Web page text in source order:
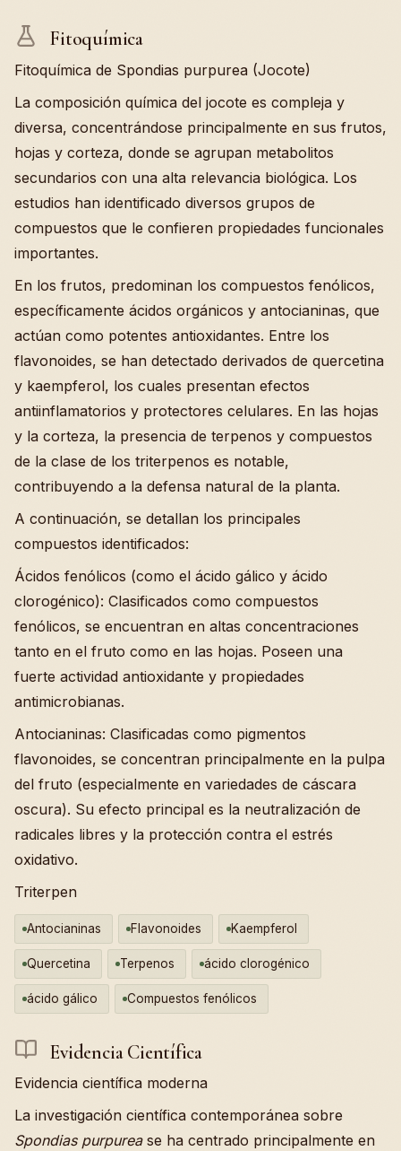
Fitoquímica
Fitoquímica de Spondias purpurea (Jocote)
La composición química del jocote es compleja y
diversa, concentrándose principalmente en sus frutos,
hojas y corteza, donde se agrupan metabolitos
secundarios con una alta relevancia biológica. Los
estudios han identificado diversos grupos de
compuestos que le confieren propiedades funcionales
importantes.
En los frutos, predominan los compuestos fenólicos,
específicamente ácidos orgánicos y antocianinas, que
actúan como potentes antioxidantes. Entre los
flavonoides, se han detectado derivados de quercetina
y kaempferol, los cuales presentan efectos
antiinflamatorios y protectores celulares. En las hojas
y la corteza, la presencia de terpenos y compuestos
de la clase de los triterpenos es notable,
contribuyendo a la defensa natural de la planta.
A continuación, se detallan los principales
compuestos identificados:
Ácidos fenólicos (como el ácido gálico y ácido
clorogénico): Clasificados como compuestos
fenólicos, se encuentran en altas concentraciones
tanto en el fruto como en las hojas. Poseen una
fuerte actividad antioxidante y propiedades
antimicrobianas.
Antocianinas: Clasificadas como pigmentos
flavonoides, se concentran principalmente en la pulpa
del fruto (especialmente en variedades de cáscara
oscura). Su efecto principal es la neutralización de
radicales libres y la protección contra el estrés
oxidativo.
Triterpen
Antocianinas Flavonoides Kaempferol
Quercetina Terpenos ácido clorogénico
ácido gálico Compuestos fenólicos
Evidencia Científica
Evidencia científica moderna
La investigación científica contemporánea sobre
Spondias purpurease ha centrado principalmente en